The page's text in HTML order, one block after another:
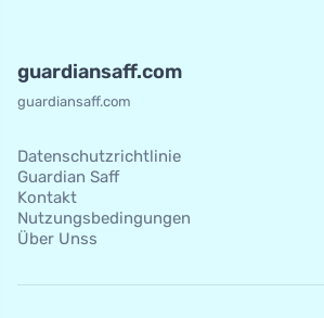
guardiansaff.com
guardiansaff.com
Datenschutzrichtlinie
Guardian Saff
Kontakt
Nutzungsbedingungen
Über Unss